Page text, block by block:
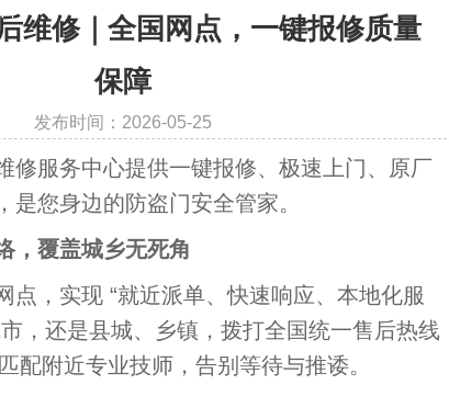
维修｜全国网点，一键报修质量
保障
发布时间：2026-05-25
服务中心提供一键报修、极速上门、原厂
是您身边的防盗门安全管家。
，覆盖城乡无死角
，实现 “就近派单、快速响应、本地化服
，还是县城、乡镇，拨打全国统一售后热线
配附近专业技师，告别等待与推诿。